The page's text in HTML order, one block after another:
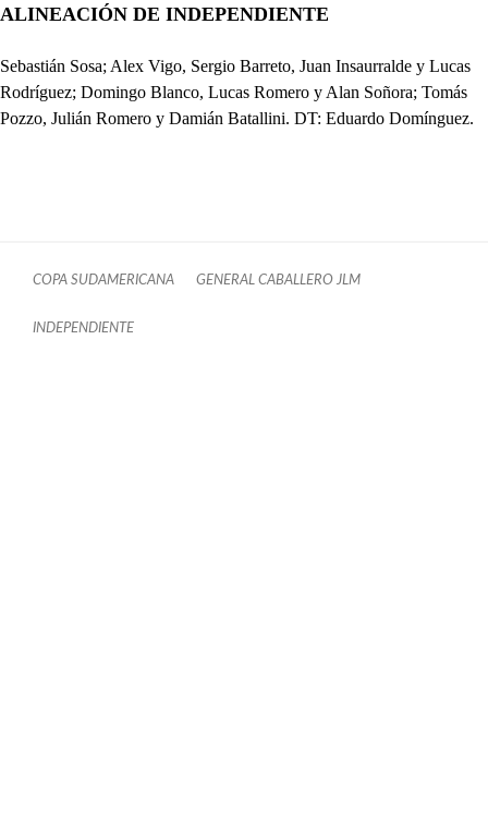
ALINEACIÓN DE INDEPENDIENTE
Sebastián Sosa; Alex Vigo, Sergio Barreto, Juan Insaurralde y Lucas
Rodríguez; Domingo Blanco, Lucas Romero y Alan Soñora; Tomás
Pozzo, Julián Romero y Damián Batallini. DT: Eduardo Domínguez.
COPA SUDAMERICANA GENERAL CABALLERO JLM
INDEPENDIENTE